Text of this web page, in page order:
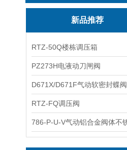
新品推荐
RTZ-50Q楼栋调压箱
PZ273H电液动刀闸阀
D671X/D671F气动软密封蝶阀
RTZ-FQ调压阀